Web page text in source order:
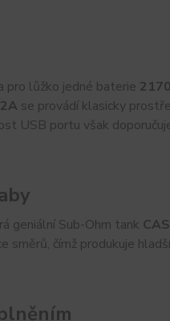
pro lůžko jedné baterie
se provádí klasicky
USB portu však
geniální Sub-Ohm tank
směrů, čímž produkuje